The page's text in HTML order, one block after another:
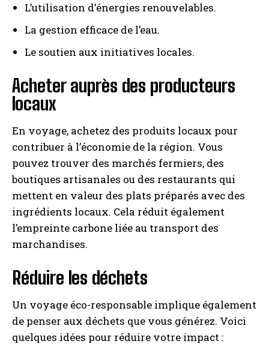
L’utilisation d’énergies renouvelables.
La gestion efficace de l’eau.
Le soutien aux initiatives locales.
Acheter auprès des producteurs
locaux
En voyage, achetez des produits locaux pour
contribuer à l’économie de la région. Vous
pouvez trouver des marchés fermiers, des
boutiques artisanales ou des restaurants qui
mettent en valeur des plats préparés avec des
ingrédients locaux. Cela réduit également
l’empreinte carbone liée au transport des
marchandises.
Réduire les déchets
Un voyage éco-responsable implique également
de penser aux déchets que vous générez. Voici
quelques idées pour réduire votre impact :